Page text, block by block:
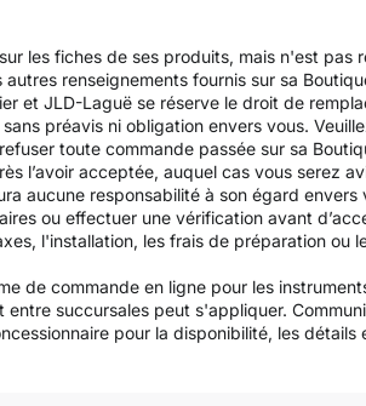
les fiches de ses produits, mais n'est pas
renseignements fournis sur sa
et JLD-Laguë se réserve le droit de
préavis ni obligation envers vous.
toute commande passée sur sa
l’avoir acceptée, auquel cas vous serez
aucune responsabilité à son égard
ou effectuer une vérification avant
l'installation, les frais de préparation ou
de commande en ligne pour les
succursales peut s'appliquer.
pour la disponibilité, les détails